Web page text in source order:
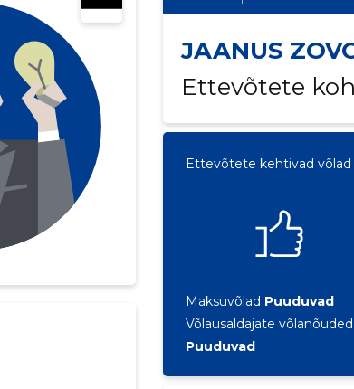
JAANUS
Ettevõtete
Ettevõtete kehtivad võlad
Maksuvõlad Puuduvad
Võlausaldajate võlanõuded
Puuduvad